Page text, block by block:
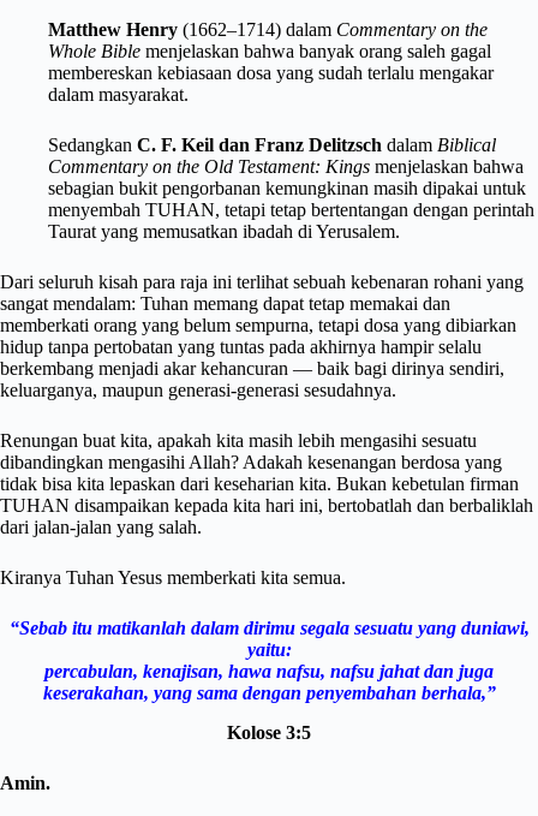
Matthew Henry (1662–1714) dalam Commentary on the
Whole Bible menjelaskan bahwa banyak orang saleh gagal
membereskan kebiasaan dosa yang sudah terlalu mengakar
dalam masyarakat.
Sedangkan C. F. Keil dan Franz Delitzsch dalam Biblical
Commentary on the Old Testament: Kings menjelaskan bahwa
sebagian bukit pengorbanan kemungkinan masih dipakai untuk
menyembah TUHAN, tetapi tetap bertentangan dengan perintah
Taurat yang memusatkan ibadah di Yerusalem.
Dari seluruh kisah para raja ini terlihat sebuah kebenaran rohani yang
sangat mendalam: Tuhan memang dapat tetap memakai dan
memberkati orang yang belum sempurna, tetapi dosa yang dibiarkan
hidup tanpa pertobatan yang tuntas pada akhirnya hampir selalu
berkembang menjadi akar kehancuran — baik bagi dirinya sendiri,
keluarganya, maupun generasi-generasi sesudahnya.
Renungan buat kita, apakah kita masih lebih mengasihi sesuatu
dibandingkan mengasihi Allah? Adakah kesenangan berdosa yang
tidak bisa kita lepaskan dari keseharian kita. Bukan kebetulan firman
TUHAN disampaikan kepada kita hari ini, bertobatlah dan berbaliklah
dari jalan-jalan yang salah.
Kiranya Tuhan Yesus memberkati kita semua.
“Sebab itu matikanlah dalam dirimu segala sesuatu yang duniawi,
yaitu:
percabulan, kenajisan, hawa nafsu, nafsu jahat dan juga
keserakahan, yang sama dengan penyembahan berhala,”
Kolose 3:5
Amin.